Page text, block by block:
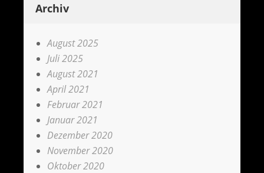
Archiv
August 2025
Juli 2025
August 2021
April 2021
Februar 2021
Januar 2021
Dezember 2020
November 2020
Oktober 2020